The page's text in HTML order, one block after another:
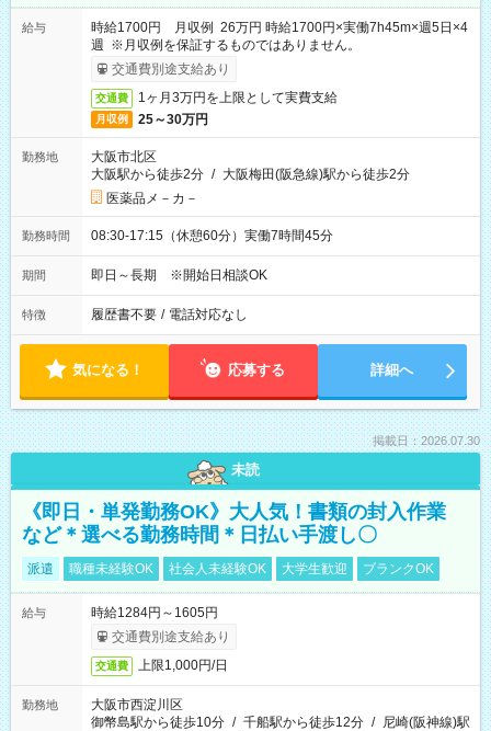
給与
時給1700円 月収例 26万円 時給1700円×実働7h45m×週5日×4
週 ※月収例を保証するものではありません。
交通費別途支給あり
交通費 1ヶ月3万円を上限として実費支給
月収例 25～30万円
勤務地
大阪市北区
大阪駅から徒歩2分 / 大阪梅田(阪急線)駅から徒歩2分
医薬品メ－カ－
勤務時間 08:30-17:15（休憩60分）実働7時間45分
期間 即日～長期 ※開始日相談OK
特徴 履歴書不要 / 電話対応なし
気になる！ 応募する 詳細へ
掲載日：2026.07.30
未読
《即日・単発勤務OK》大人気！書類の封入作業
など＊選べる勤務時間＊日払い手渡し〇
派遣 職種未経験OK 社会人未経験OK 大学生歓迎 ブランクOK
給与
時給1284円～1605円
交通費別途支給あり
交通費 上限1,000円/日
勤務地
大阪市西淀川区
御幣島駅から徒歩10分 / 千船駅から徒歩12分 / 尼崎(阪神線)駅